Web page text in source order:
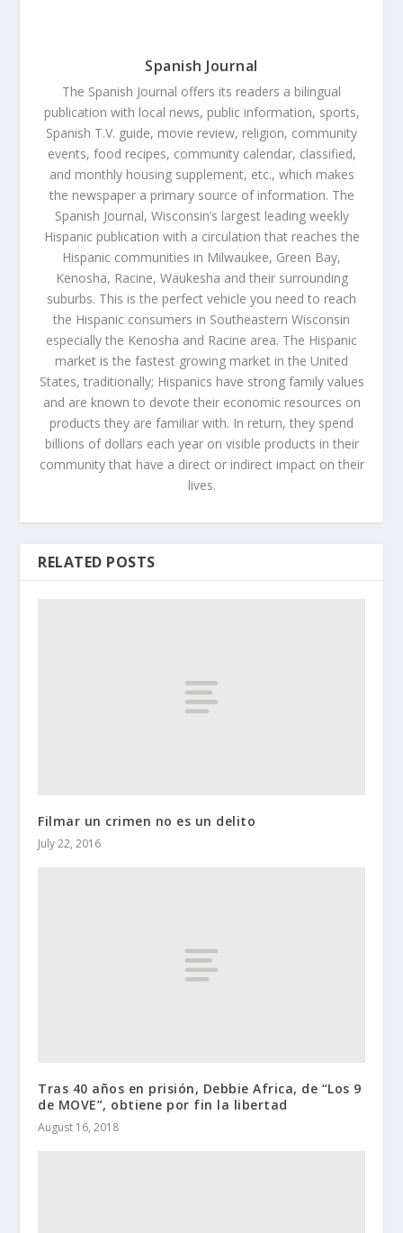
Spanish Journal
The Spanish Journal offers its readers a bilingual
publication with local news, public information, sports,
Spanish T.V. guide, movie review, religion, community
events, food recipes, community calendar, classified,
and monthly housing supplement, etc., which makes
the newspaper a primary source of information. The
Spanish Journal, Wisconsin’s largest leading weekly
Hispanic publication with a circulation that reaches the
Hispanic communities in Milwaukee, Green Bay,
Kenosha, Racine, Waukesha and their surrounding
suburbs. This is the perfect vehicle you need to reach
the Hispanic consumers in Southeastern Wisconsin
especially the Kenosha and Racine area. The Hispanic
market is the fastest growing market in the United
States, traditionally; Hispanics have strong family values
and are known to devote their economic resources on
products they are familiar with. In return, they spend
billions of dollars each year on visible products in their
community that have a direct or indirect impact on their
lives.
RELATED POSTS
Filmar un crimen no es un delito
July 22, 2016
Tras 40 años en prisión, Debbie Africa, de “Los 9
de MOVE”, obtiene por fin la libertad
August 16, 2018